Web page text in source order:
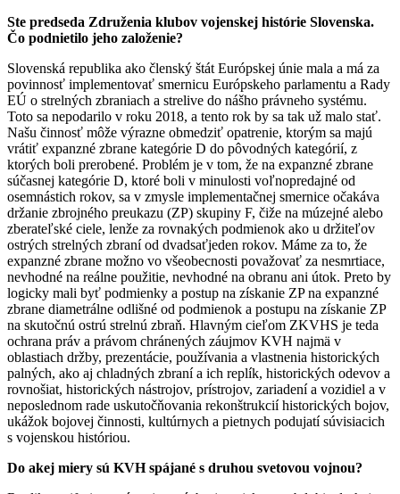
Ste predseda Združenia klubov vojenskej histórie Slovenska.
Čo podnietilo jeho založenie?
Slovenská republika ako členský štát Európskej únie mala a má za
povinnosť implementovať smernicu Európskeho parlamentu a Rady
EÚ o strelných zbraniach a strelive do nášho právneho systému.
Toto sa nepodarilo v roku 2018, a tento rok by sa tak už malo stať.
Našu činnosť môže výrazne obmedziť opatrenie, ktorým sa majú
vrátiť expanzné zbrane kategórie D do pôvodných kategórií, z
ktorých boli prerobené. Problém je v tom, že na expanzné zbrane
súčasnej kategórie D, ktoré boli v minulosti voľnopredajné od
osemnástich rokov, sa v zmysle implementačnej smernice očakáva
držanie zbrojného preukazu (ZP) skupiny F, čiže na múzejné alebo
zberateľské ciele, lenže za rovnakých podmienok ako u držiteľov
ostrých strelných zbraní od dvadsaťjeden rokov. Máme za to, že
expanzné zbrane možno vo všeobecnosti považovať za nesmrtiace,
nevhodné na reálne použitie, nevhodné na obranu ani útok. Preto by
logicky mali byť podmienky a postup na získanie ZP na expanzné
zbrane diametrálne odlišné od podmienok a postupu na získanie ZP
na skutočnú ostrú strelnú zbraň. Hlavným cieľom ZKVHS je teda
ochrana práv a právom chránených záujmov KVH najmä v
oblastiach držby, prezentácie, používania a vlastnenia historických
palných, ako aj chladných zbraní a ich replík, historických odevov a
rovnošiat, historických nástrojov, prístrojov, zariadení a vozidiel a v
neposlednom rade uskutočňovania rekonštrukcií historických bojov,
ukážok bojovej činnosti, kultúrnych a pietnych podujatí súvisiacich
s vojenskou históriou.
Do akej miery sú KVH spájané s druhou svetovou vojnou?